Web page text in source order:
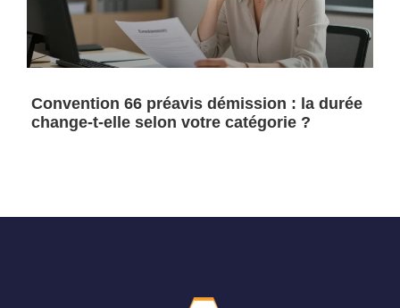
Convention 66 préavis démission : la durée
change-t-elle selon votre catégorie ?